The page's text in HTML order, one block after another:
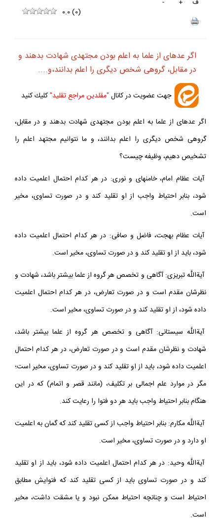
ف
+
-
0.0(0)
اگر عده‏اى از علما به اعلم بودن مجتهدى شهادت بدهند و
در مقابل، گروهى شخص ديگرى را اعلم بدانند،و....
جهت عضويت در كانال "مقلدين مراجع تقليد"كليك كنيد
اگر عده‏اى از علما به اعلم بودن مجتهدى شهادت بدهند و در مقابل،
گروهى شخص ديگرى را اعلم بدانند، و ما نتوانيم مجتهد اعلم را
تشخيص دهيم، وظيفه چيست؟
آيات عظام امام، خامنه‏اى و نورى: در هر كدام احتمال اعلميت داده
شود، بنابر احتياط واجب از او تقليد كند و در صورت تساوى، مخير
است.
آيات عظام بهجت، فاضل و صافى: در هر كدام احتمال اعلميت داده
شود، بايد از او تقليد كند و در صورت تساوى، مخير است.
آيةاللَّه تبريزى: آگاهى و تخصص هر گروه از علما بيشتر باشد، شهادت و
نظرشان مقدم است و در صورت تعارض، در هر كدام احتمال اعلميت
داده شود، از او تقليد كند و در صورت تساوى، مخير است.
آيةاللَّه سيستانى: آگاهى و تخصص هر گروه از علما بيشتر باشد،
شهادت و نظرشان مقدم است و در صورت تعارض، در هر كدام احتمال
اعلميت داده شود، بايد از او تقليد كند و در صورت تساوى، مخير است؛
مگر در موارد علم اجمالى بر تكليف، (مانند قصر و اتمام) كه در اين
هنگام بنابر احتياط واجب بايد هر دو فتوا را رعايت كند.
آيةاللَّه مكارم: بنابر احتياط واجب از كسى تقليد كند كه گمان به اعلميت
او دارد و در صورت تساوى، مخير است.
آيةاللَّه وحيد: در هر كدام احتمال اعلميت داده شود، بايد از او تقليد
كند و در صورت تساوى بايد از كسى تقليد كند كه فتوايش مطابق
احتياط است و چنانچه احتياط ممكن نبود و يا مشقت داشت، مخير
است.